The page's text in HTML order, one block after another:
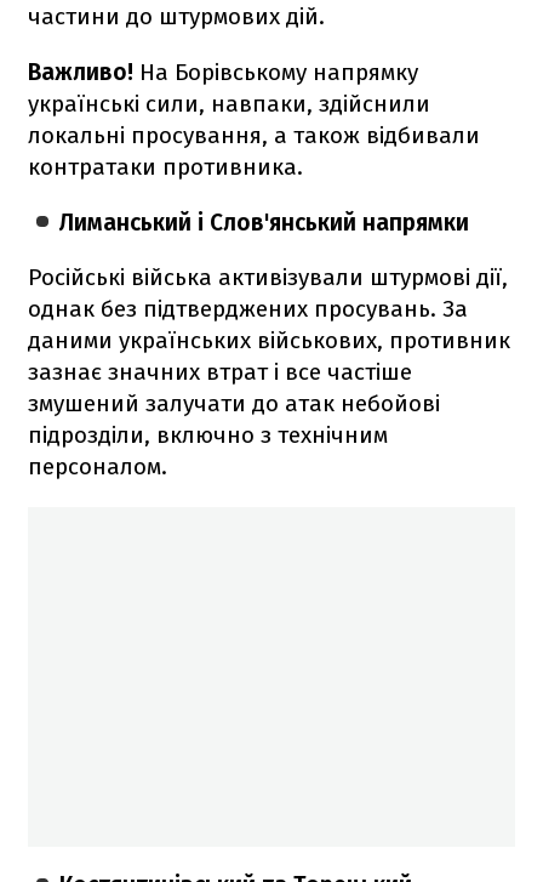
частини до штурмових дій.
Важливо! На Борівському напрямку
українські сили, навпаки, здійснили
локальні просування, а також відбивали
контратаки противника.
Лиманський і Слов'янський напрямки
Російські війська активізували штурмові дії,
однак без підтверджених просувань. За
даними українських військових, противник
зазнає значних втрат і все частіше
змушений залучати до атак небойові
підрозділи, включно з технічним
персоналом.